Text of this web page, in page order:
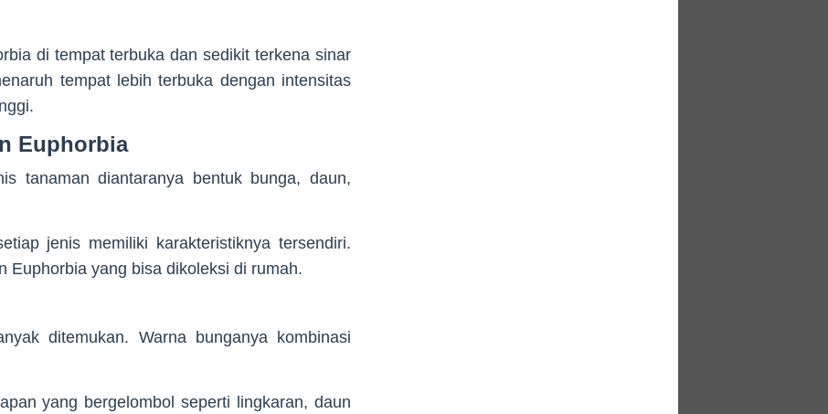
di tempat terbuka dan sedikit terkena sinar
tempat lebih terbuka dengan intensitas
Euphorbia
tanaman diantaranya bentuk bunga, daun,
jenis memiliki karakteristiknya tersendiri.
Euphorbia yang bisa dikoleksi di rumah.
ditemukan. Warna bunganya kombinasi
yang bergelombol seperti lingkaran, daun